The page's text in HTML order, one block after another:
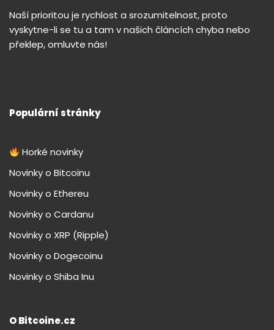
Naší prioritou je rychlost a srozumitelnost, proto
vyskytne-li se tu a tam v našich článcích chyba nebo
překlep, omluvte nás!
Populární stránky
Horké novinky
Novinky o Bitcoinu
Novinky o Ethereu
Novinky o Cardanu
Novinky o XRP (Ripple)
Novinky o Dogecoinu
Novinky o Shiba Inu
O Bitcoine.cz